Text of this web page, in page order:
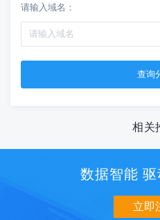
请输入域名：
相关
数据智能
立即